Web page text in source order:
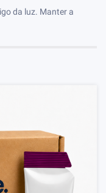
da luz. Manter a